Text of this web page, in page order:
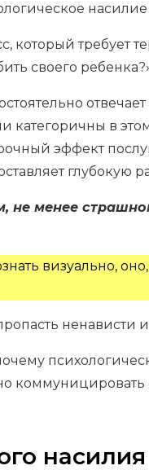
который требует
своего
категоричны в
эффект
глубокую
не менее
визуально,
насилия